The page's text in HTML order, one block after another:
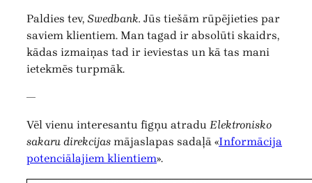
Paldies tev, Swedbank. Jūs tiešām rūpējieties par
saviem klientiem. Man tagad ir absolūti skaidrs,
kādas izmaiņas tad ir ieviestas un kā tas mani
ietekmēs turpmāk.
—
Vēl vienu interesantu figņu atradu Elektronisko
sakaru direkcijas mājaslapas sadaļā «Informācija
potenciālajiem klientiem».